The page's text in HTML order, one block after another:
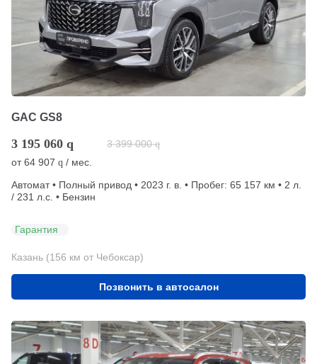
GAC GS8
3 195 060 q 3 399 000 q
от64 907 q / мес.
Автомат • Полный привод • 2023 г. в. • Пробег: 65 157 км • 2 л.
/ 231 л.с. • Бензин
Гарантия
Казань (156 км от Чебоксар)
Позвонить в автосалон